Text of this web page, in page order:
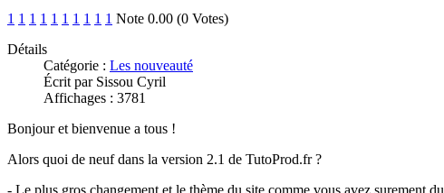
1 1 1 1 1 1 1 1 1 1 Note 0.00 (0 Votes)
Détails
Catégorie : Les nouveauté
Écrit par Sissou Cyril
Affichages : 3781
Bonjour et bienvenue a tous !
Alors quoi de neuf dans la version 2.1 de TutoProd.fr ?